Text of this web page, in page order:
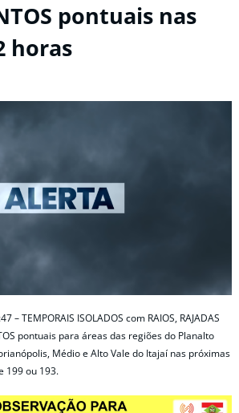
pontuais nas
horas
– TEMPORAIS ISOLADOS com RAIOS, RAJADAS
pontuais para áreas das regiões do Planalto
Médio e Alto Vale do Itajaí nas próximas
199 ou 193.